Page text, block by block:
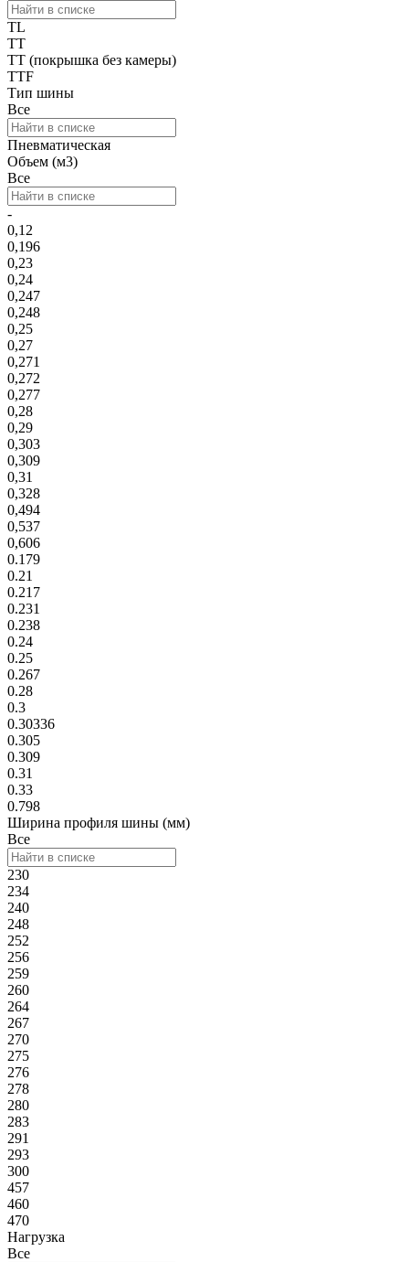
TL
TT
TT (покрышка без камеры)
TTF
Тип шины
Все
Пневматическая
Объем (м3)
Все
-
0,12
0,196
0,23
0,24
0,247
0,248
0,25
0,27
0,271
0,272
0,277
0,28
0,29
0,303
0,309
0,31
0,328
0,494
0,537
0,606
0.179
0.21
0.217
0.231
0.238
0.24
0.25
0.267
0.28
0.3
0.30336
0.305
0.309
0.31
0.33
0.798
Ширина профиля шины (мм)
Все
230
234
240
248
252
256
259
260
264
267
270
275
276
278
280
283
291
293
300
457
460
470
Нагрузка
Все